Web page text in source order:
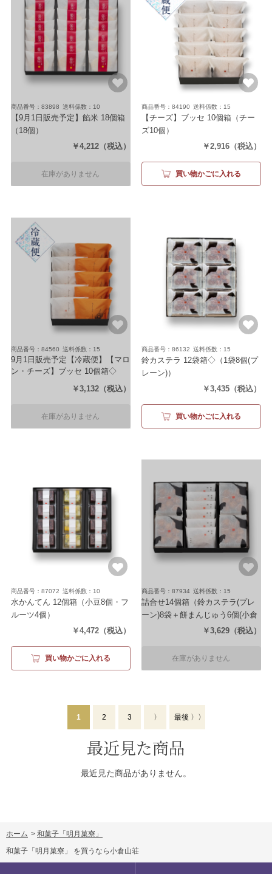
商品番号：83898 送料係数：10
【9月1日販売予定】餡米 18個箱
（18個）
￥4,212 （税込）
在庫がありません
商品番号：84190 送料係数：15
【チーズ】ブッセ 10個箱（チー
ズ10個）
￥2,916 （税込）
買い物かごに入れる
商品番号：84560 送料係数：15
9月1日販売予定【冷蔵便】【マロ
ン・チーズ】ブッセ 10個箱◇
（マロン5個・チーズ5個）
￥3,132 （税込）
在庫がありません
商品番号：86132 送料係数：15
鈴カステラ 12袋箱◇（1袋8個(プ
レーン)）
￥3,435 （税込）
買い物かごに入れる
商品番号：87072 送料係数：10
水かんてん 12個箱（小豆8個・フ
ルーツ4個）
￥4,472 （税込）
買い物かごに入れる
商品番号：87934 送料係数：15
詰合せ14個箱 （鈴カステラ(プレ
ーン)8袋＋餅まんじゅう6個(小倉
餡2個・手芒餡2個・抹茶餡2個)）
￥3,629 （税込）
在庫がありません
1 2 3 〉 最後 〉〉
最近見た商品
最近見た商品がありません。
ホーム > 和菓子「明月菓寮」
和菓子「明月菓寮」 を買うなら小倉山荘